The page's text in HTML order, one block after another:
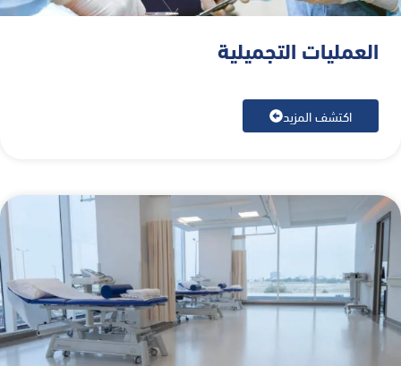
العمليات التجميلية
اكتشف المزيد